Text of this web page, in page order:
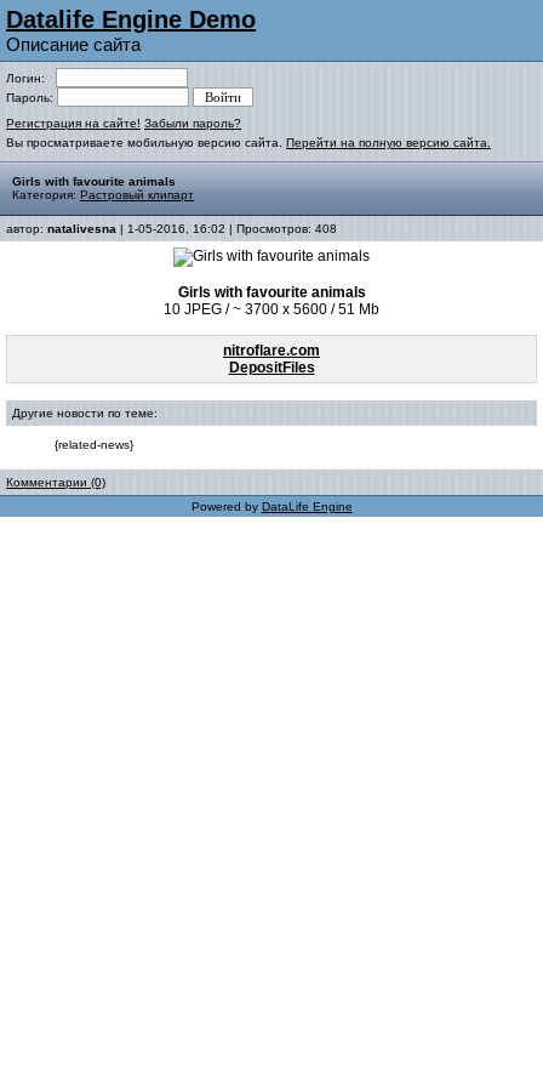
Datalife Engine Demo
Описание сайта
Логин:
Пароль:
Регистрация на сайте! Забыли пароль?
Вы просматриваете мобильную версию сайта. Перейти на полную версию сайта.
Girls with favourite animals
Категория: Растровый клипарт
автор: natalivesna | 1-05-2016, 16:02 | Просмотров: 408
Girls with favourite animals
10 JPEG / ~ 3700 x 5600 / 51 Mb
nitroflare.com
DepositFiles
Другие новости по теме:
{related-news}
Комментарии (0)
Powered by DataLife Engine